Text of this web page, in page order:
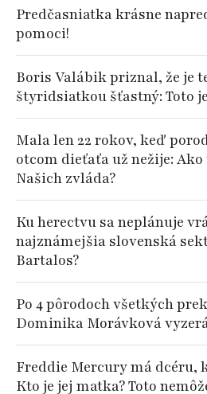
Predčasniatka krásne
pomoci!
Boris Valábik priznal, že je
štyridsiatkou šťastný: Toto
Mala len 22 rokov, keď
otcom dieťaťa už nežije:
Našich zvláda?
Ku herectvu sa neplánuje
najznámejšia slovenská
Bartalos?
Po 4 pôrodoch všetkých
Dominika Morávková
Freddie Mercury má dcéru,
Kto je jej matka? Toto